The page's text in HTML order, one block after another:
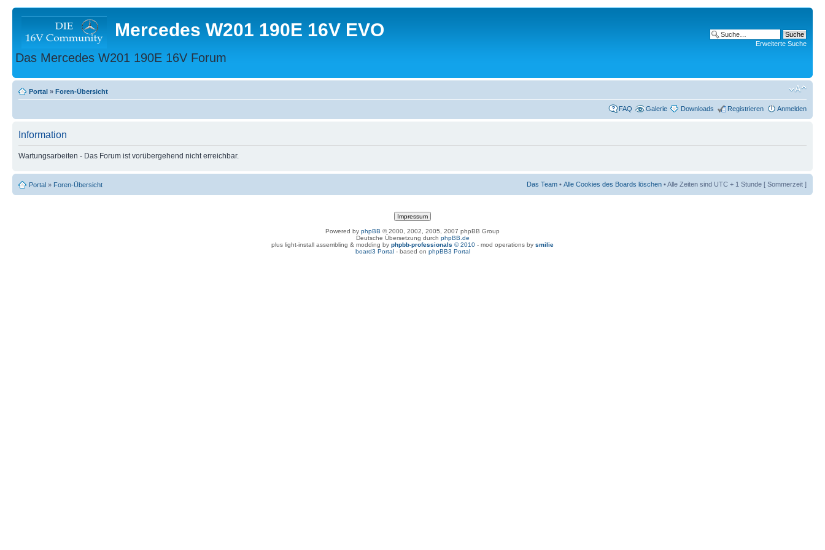
Mercedes W201 190E 16V EVO
Das Mercedes W201 190E 16V Forum
Erweiterte Suche
Portal » Foren-Übersicht
FAQ Galerie Downloads Registrieren Anmelden
Information
Wartungsarbeiten - Das Forum ist vorübergehend nicht erreichbar.
Portal » Foren-Übersicht Das Team • Alle Cookies des Boards löschen • Alle Zeiten sind UTC + 1 Stunde [ Sommerzeit ]
Powered by phpBB © 2000, 2002, 2005, 2007 phpBB Group
Deutsche Übersetzung durch phpBB.de
plus light-install assembling & modding by phpbb-professionals © 2010 - mod operations by smilie
board3 Portal- based on phpBB3 Portal